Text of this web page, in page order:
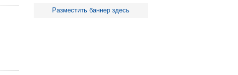
Разместить баннер здесь